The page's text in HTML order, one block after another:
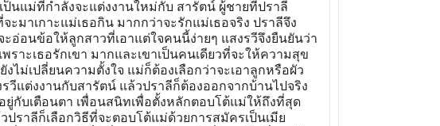
ป็นแม่ที่กำลังจะแต่งงานใหม่กับ สารัตน์ ผู้ชายที่ปราลี
ะมาเกาะแม่เธอกิน มากกว่าจะรักแม่เธอจริง ปราลีจึง
ะอ่อนข้อให้ลูกสาวที่เอาแต่ใจคนนี้ง่ายๆ แสงรวีจึงยืนยันว่า
ราะเธอรักเขา มากและเขาเป็นคนเดียวที่จะให้ความสุข
ไม่เปลี่ยนความตั้งใจ แม่ก็ต้องเลือกว่าจะเอาลูกหรือผัว
แต่งงานกับสารัตน์ แล้วปราลีก็ต้องออกจากบ้านไปจริง
ยู่กับเตือนตา เพื่อนสนิทเพื่อตั้งหลักตอบโต้แม่ให้ถึงที่สุด
ปราลีก็เลือกวิธีที่จะตอบโต้แม่ด้วยการสมัครเป็นเมีย